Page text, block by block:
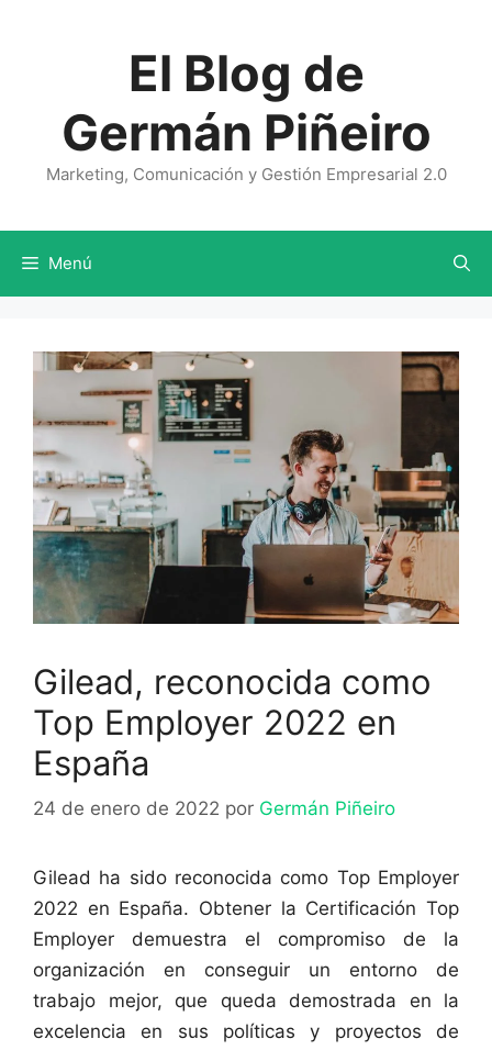
El Blog de
Germán Piñeiro
Marketing, Comunicación y Gestión Empresarial 2.0
Menú
Gilead, reconocida como
Top Employer 2022 en
España
24 de enero de 2022 por Germán Piñeiro
Gilead ha sido reconocida como Top Employer
2022 en España. Obtener la Certificación Top
Employer demuestra el compromiso de la
organización en conseguir un entorno de
trabajo mejor, que queda demostrada en la
excelencia en sus políticas y proyectos de